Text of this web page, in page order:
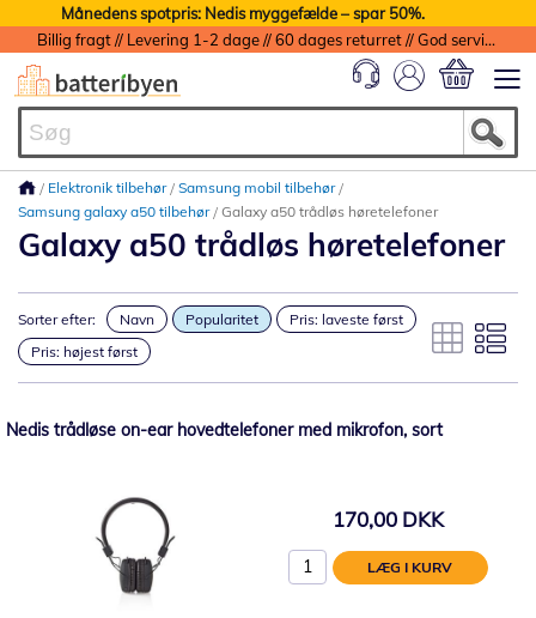
Månedens spotpris: Nedis myggefælde – spar 50%.
Billig fragt // Levering 1-2 dage // 60 dages returret // God service med garanti
Elektronik tilbehør Samsung mobil tilbehør
Samsung galaxy a50 tilbehør Galaxy a50 trådløs høretelefoner
Galaxy a50 trådløs høretelefoner
Sorter efter: Navn Popularitet
Pris: laveste først
Pris: højest først
Nedis trådløse on-ear hovedtelefoner med mikrofon, sort
170,00 DKK
LÆG I KURV